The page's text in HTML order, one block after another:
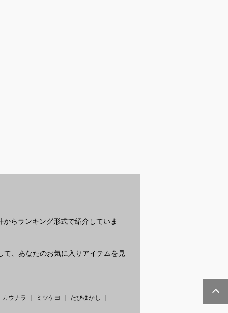
らランキング形式で紹介していま
、あなたのお気に入りアイテムを見
カウナラ ミツケヨ
たびゆかし